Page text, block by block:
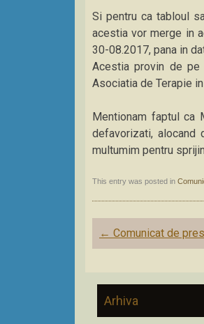
Si pentru ca tabloul
acestia vor merge in
30-08.2017, pana in
Acestia provin de pe
Asociatia de Terapie in
Mentionam faptul ca
defavorizati,
multumim pentru
This entry was posted in
Post
navigation
← Comunicat de
Arhiva